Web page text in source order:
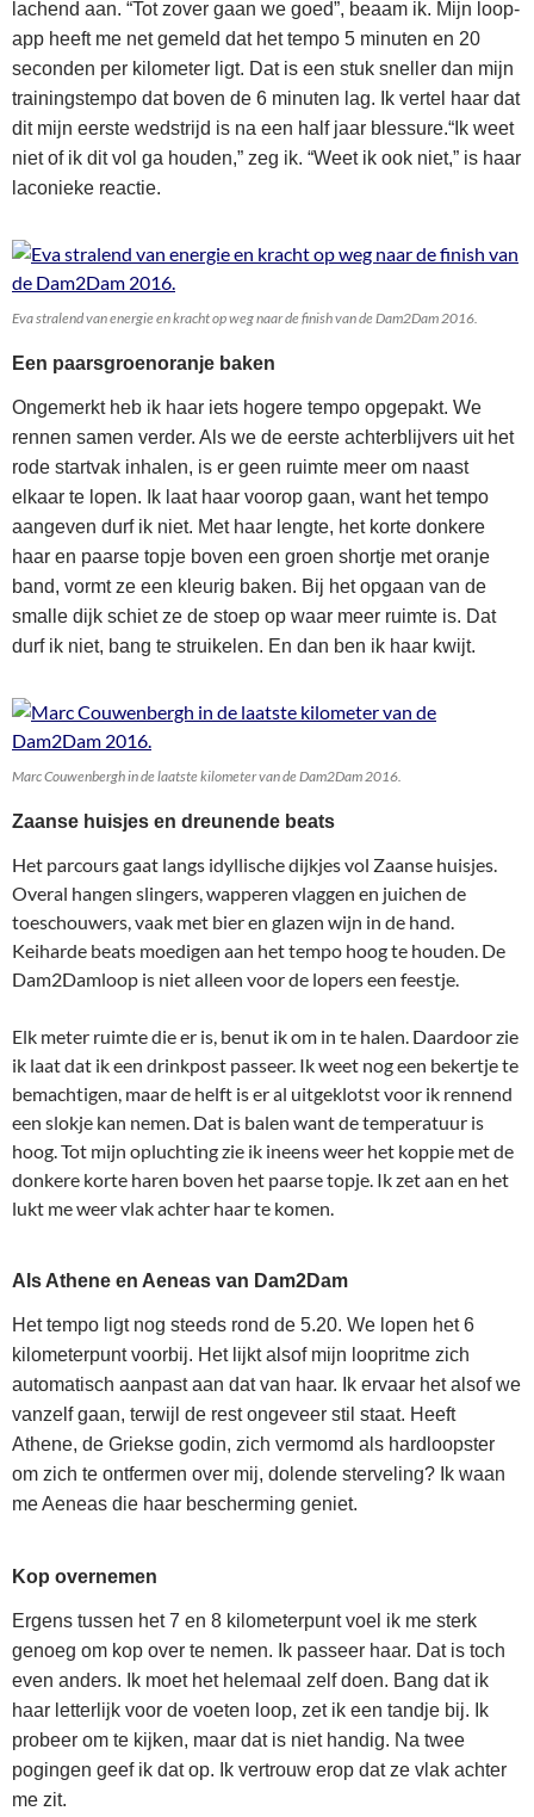
lachend aan. “Tot zover gaan we goed”, beaam ik. Mijn loop-
app heeft me net gemeld dat het tempo 5 minuten en 20
seconden per kilometer ligt. Dat is een stuk sneller dan mijn
trainingstempo dat boven de 6 minuten lag. Ik vertel haar dat
dit mijn eerste wedstrijd is na een half jaar blessure.“Ik weet
niet of ik dit vol ga houden,” zeg ik. “Weet ik ook niet,” is haar
laconieke reactie.
Eva stralend van energie en kracht op weg naar de finish van de Dam2Dam 2016.
Een paarsgroenoranje baken
Ongemerkt heb ik haar iets hogere tempo opgepakt. We
rennen samen verder. Als we de eerste achterblijvers uit het
rode startvak inhalen, is er geen ruimte meer om naast
elkaar te lopen. Ik laat haar voorop gaan, want het tempo
aangeven durf ik niet. Met haar lengte, het korte donkere
haar en paarse topje boven een groen shortje met oranje
band, vormt ze een kleurig baken. Bij het opgaan van de
smalle dijk schiet ze de stoep op waar meer ruimte is. Dat
durf ik niet, bang te struikelen. En dan ben ik haar kwijt.
Marc Couwenbergh in de laatste kilometer van de Dam2Dam 2016.
Zaanse huisjes en dreunende beats
Het parcours gaat langs idyllische dijkjes vol Zaanse huisjes.
Overal hangen slingers, wapperen vlaggen en juichen de
toeschouwers, vaak met bier en glazen wijn in de hand.
Keiharde beats moedigen aan het tempo hoog te houden. De
Dam2Damloop is niet alleen voor de lopers een feestje.
Elk meter ruimte die er is, benut ik om in te halen. Daardoor zie
ik laat dat ik een drinkpost passeer. Ik weet nog een bekertje te
bemachtigen, maar de helft is er al uitgeklotst voor ik rennend
een slokje kan nemen. Dat is balen want de temperatuur is
hoog. Tot mijn opluchting zie ik ineens weer het koppie met de
donkere korte haren boven het paarse topje. Ik zet aan en het
lukt me weer vlak achter haar te komen.
Als Athene en Aeneas van Dam2Dam
Het tempo ligt nog steeds rond de 5.20. We lopen het 6
kilometerpunt voorbij. Het lijkt alsof mijn loopritme zich
automatisch aanpast aan dat van haar. Ik ervaar het alsof we
vanzelf gaan, terwijl de rest ongeveer stil staat. Heeft
Athene, de Griekse godin, zich vermomd als hardloopster
om zich te ontfermen over mij, dolende sterveling? Ik waan
me Aeneas die haar bescherming geniet.
Kop overnemen
Ergens tussen het 7 en 8 kilometerpunt voel ik me sterk
genoeg om kop over te nemen. Ik passeer haar. Dat is toch
even anders. Ik moet het helemaal zelf doen. Bang dat ik
haar letterlijk voor de voeten loop, zet ik een tandje bij. Ik
probeer om te kijken, maar dat is niet handig. Na twee
pogingen geef ik dat op. Ik vertrouw erop dat ze vlak achter
me zit.